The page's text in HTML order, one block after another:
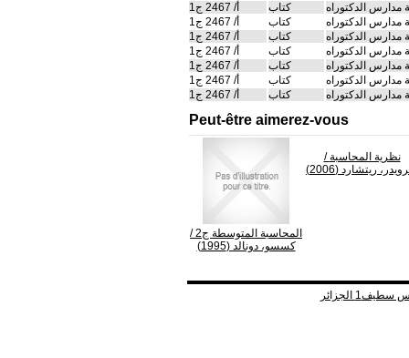
أ/ 2467 ج1
كتاب
مدارس الدكتوراه
أ/ 2467 ج1
كتاب
مدارس الدكتوراه
أ/ 2467 ج1
كتاب
مدارس الدكتوراه
أ/ 2467 ج1
كتاب
مدارس الدكتوراه
أ/ 2467 ج1
كتاب
مدارس الدكتوراه
أ/ 2467 ج1
كتاب
مدارس الدكتوراه
أ/ 2467 ج1
كتاب مدارس الدكتوراه
Peut-être aimerez-vous
المحاسبة المتوسطة ج2
/
كسسو، دونالد (1995)
نظرية المحاسبة/
ريتشارد (2006)